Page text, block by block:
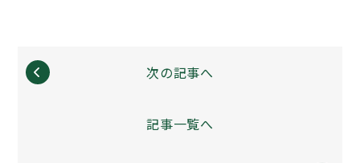
次の記事へ
記事一覧へ